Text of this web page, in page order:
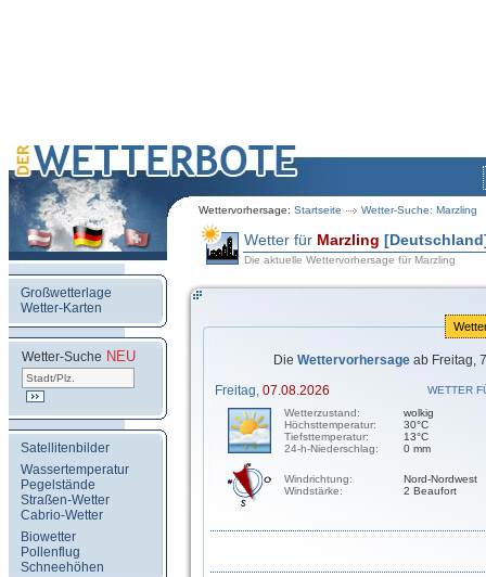
Wettervorhersage: Startseite Wetter-Suche: Marzling
Großwetterlage
Wetter-Karten
Wetter-Suche NEU
Satellitenbilder
Wassertemperatur
Pegelstände
Straßen-Wetter
Cabrio-Wetter
Biowetter
Pollenflug
Schneehöhen
Wetter für Marzling
Die aktuelle Wettervorhersage für Marzling
Die Wettervorhersage ab Freitag,
Freitag, 07.08.2026
WETTER
Wetterzustand:
Höchsttemperatur:
Tiefsttemperatur:
24-h-Niederschlag:
wolkig
30°C
13°C
0 mm
Windrichtung:
Windstärke:
Nord-Nordwest
2 Beaufort